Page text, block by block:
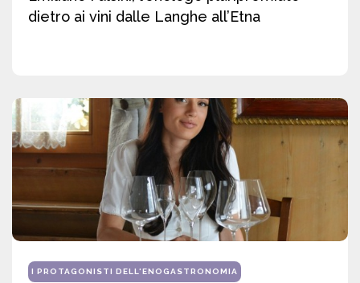
dietro ai vini dalle Langhe all’Etna
I PROTAGONISTI DELL'ENOGASTRONOMIA